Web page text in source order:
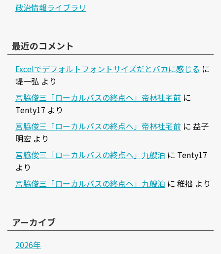
政治情報ライブラリ
最近のコメント
Excelでデフォルトフォントサイズだとバカに感じる に
堤一弘 より
宮脇俊三「ローカルバスの終点へ」帝林社宅前 に
Tenty17 より
宮脇俊三「ローカルバスの終点へ」帝林社宅前 に 益子
明宏 より
宮脇俊三「ローカルバスの終点へ」九艘泊 に Tenty17
より
宮脇俊三「ローカルバスの終点へ」九艘泊 に 稚拙 より
アーカイブ
2026年